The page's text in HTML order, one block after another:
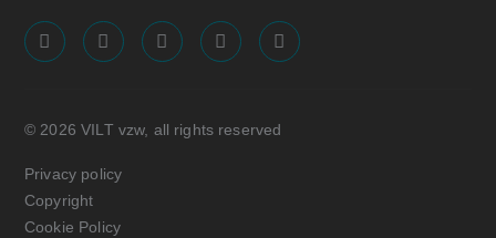
screenreader.visit us on our facebook page: https://
screenreader.visit us on our linkedin page:
screenreader.visit us on our
screenreader.visit us on our x
screenreader.visit us on
© 2026 VILT vzw, all rights reserved
Privacy policy
Copyright
Cookie Policy